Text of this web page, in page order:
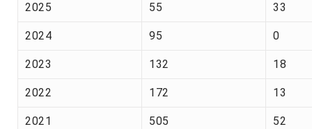
2025 55 33
2024 95 0
2023 132 18
2022 172 13
2021 505 52